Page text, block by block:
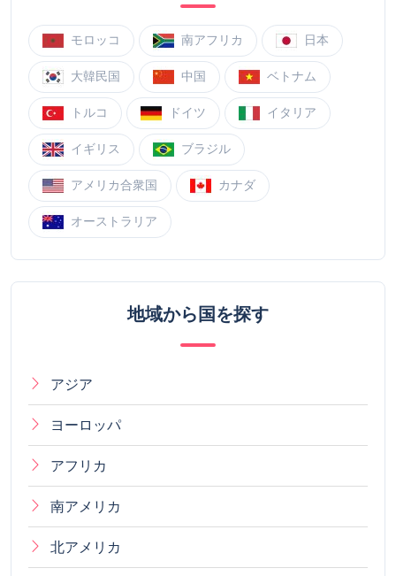
モロッコ 南アフリカ 日本
大韓民国 中国 ベトナム
トルコ ドイツ イタリア
イギリス ブラジル
アメリカ合衆国 カナダ
オーストラリア
地域から国を探す
アジア
ヨーロッパ
アフリカ
南アメリカ
北アメリカ